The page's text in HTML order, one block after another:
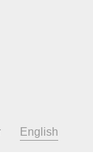
English